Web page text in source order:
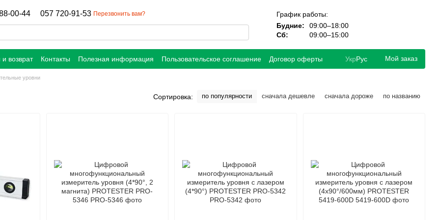
00-44 057 720-91-53 Перезвонить вам?
График работы:
Будние:
09:00–18:00
Сб:
09:00–15:00
возврат Контакты Полезная информация Пользовательское соглашение Договор оферты УкрРус Мой заказ
уровни
Сортировка: по популярности сначала дешевле сначала дороже по названию